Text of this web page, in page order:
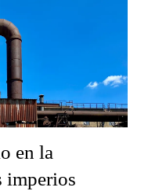
en la
imperios